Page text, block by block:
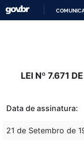
LEI Nº 7.671
Data de assinatura:
21 de Setembro de